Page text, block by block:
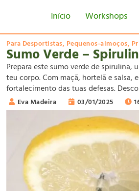
Início Workshops
Para Desportistas, Pequenos-almoços,
Sumo Verde –
Prepara este sumo verde de spirulina,
teu corpo. Com maçã, hortelã e salsa,
fortalecimento das tuas defesas.
Eva Madeira 03/01/2025